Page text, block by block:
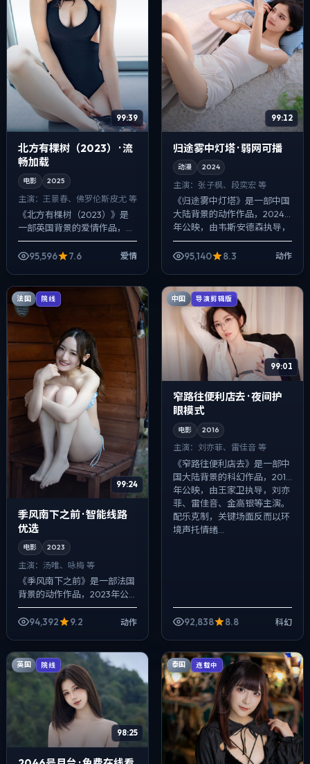
99:39
北方有棵树（2023） · 流
畅加载
电影 2025
主演： 王景春、佛罗伦斯·皮尤 等
《北方有棵树（2023）》是
一部英国背景的爱情作品，
2025年公映，由宫崎骏执
导，王景春、佛罗伦斯·皮尤、
95,596 7.6 爱情
99:12
归途雾中灯塔 · 弱网可播
动漫 2024
主演： 张子枫、段奕宏 等
《归途雾中灯塔》是一部中国
大陆背景的动作作品，2024
年公映，由韦斯·安德森执导，
张子枫、段奕宏、长泽雅美等
主演。影像偏纪实质感，手持
95,140 8.3 动作
法国 院线
99:24
季风南下之前 · 智能线路
优选
电影 2023
主演： 汤唯、咏梅 等
《季风南下之前》是一部法国
背景的动作作品，2023年公
映，由杜琪峰执导，汤唯、咏
梅、安藤樱等主演。影像偏纪
94,392 9.2 动作
中国 导演剪辑版
99:01
窄路往便利店去 · 夜间护
眼模式
电影 2016
主演： 刘亦菲、雷佳音 等
《窄路往便利店去》是一部中
国大陆背景的科幻作品，2016
年公映，由王家卫执导，刘亦
菲、雷佳音、金高银等主演。
配乐克制，关键场面反而以环
境声托情绪...
92,838 8.8 科幻
英国 院线
98:25
泰国 连载中